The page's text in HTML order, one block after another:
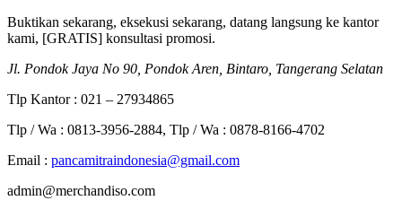
Buktikan sekarang, eksekusi sekarang, datang langsung ke kantor
kami, [GRATIS] konsultasi promosi.
Jl. Pondok Jaya No 90, Pondok Aren, Bintaro, Tangerang Selatan
Tlp Kantor : 021 – 27934865
Tlp / Wa : 0813-3956-2884, Tlp / Wa : 0878-8166-4702
Email : pancamitraindonesia@gmail.com
admin@merchandiso.com